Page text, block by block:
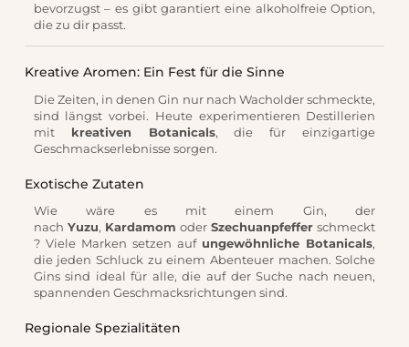
bevorzugst – es gibt garantiert eine alkoholfreie Option,
die zu dir passt.
Kreative Aromen: Ein Fest für die Sinne
Die Zeiten, in denen Gin nur nach Wacholder schmeckte,
sind längst vorbei. Heute experimentieren Destillerien
mit
kreativen Botanicals, die für einzigartige
Geschmackserlebnisse sorgen.
Exotische Zutaten
Wie wäre es mit einem Gin, der
nach Yuzu, Kardamom oder Szechuanpfeffer schmeckt
? Viele Marken setzen auf ungewöhnliche Botanicals,
die jeden Schluck zu einem Abenteuer machen. Solche
Gins sind ideal für alle, die auf der Suche nach neuen,
spannenden Geschmacksrichtungen sind.
Regionale Spezialitäten